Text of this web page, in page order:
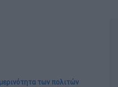
των πολιτών